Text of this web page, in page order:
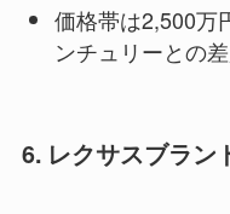
価格帯は2,500万
ンチュリーとの
6. レクサスブラン